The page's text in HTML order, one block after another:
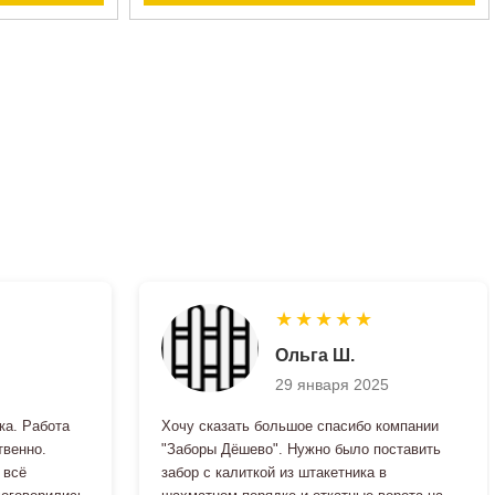
Зеленый забор 2 м*51 м
Цена: 2398 руб.
ЗАКАЗАТЬ
Зеленый забор 1,8 м*70 м
Цена: 1984 руб.
ЗАКАЗАТЬ
Зеленый забор 1,8 м*68 м
Цена: от 1996 руб.
ЗАКАЗАТЬ
Работа
всё
★ ★ ★ ★ ★
Ольга Ш.
29 января 2025
Хочу сказать большое спасибо компании
"Заборы Дёшево". Нужно было поставить
забор с калиткой из штакетника в